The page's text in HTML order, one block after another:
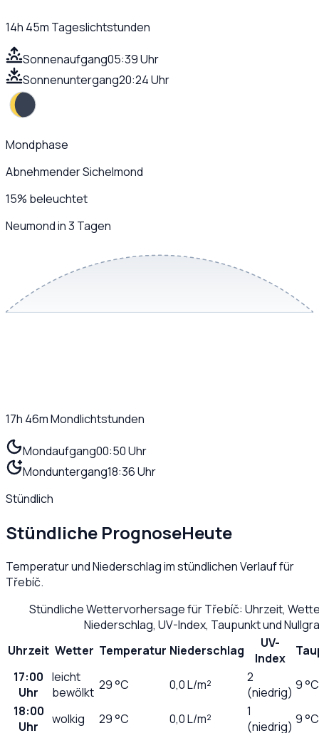
14h 45m Tageslichtstunden
Sonnenaufgang05:39 Uhr
Sonnenuntergang20:24 Uhr
Mondphase
Abnehmender Sichelmond
15% beleuchtet
Neumond in 3 Tagen
17h 46mMondlichtstunden
Mondaufgang00:50 Uhr
Monduntergang18:36 Uhr
Stündlich
Stündliche PrognoseHeute
Temperatur und Niederschlag im stündlichen Verlauf für
Třebíč.
Stündliche Wettervorhersage fürTřebíč: Uhrzeit,
Niederschlag, UV-Index, Taupunkt und
Uhrzeit Wetter Temperatur Niederschlag
UV-
Index
17:00
Uhr
leicht
bewölkt 29°C 0,0L/m²
2
(niedrig) 9 °C
18:00
Uhr
wolkig 29°C 0,0L/m²
1
(niedrig) 9 °C